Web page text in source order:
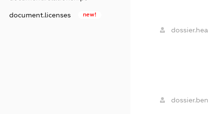
document.licenses new!